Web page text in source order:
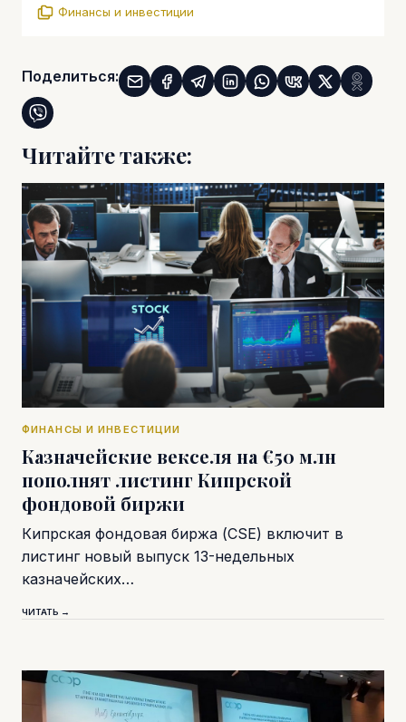
Финансы и инвестиции
Поделиться:
Читайте также:
ФИНАНСЫ И ИНВЕСТИЦИИ
Казначейские векселя на €50 млн
пополнят листинг Кипрской
фондовой биржи
Кипрская фондовая биржа (CSE) включит в
листинг новый выпуск 13-недельных
казначейских…
ЧИТАТЬ →